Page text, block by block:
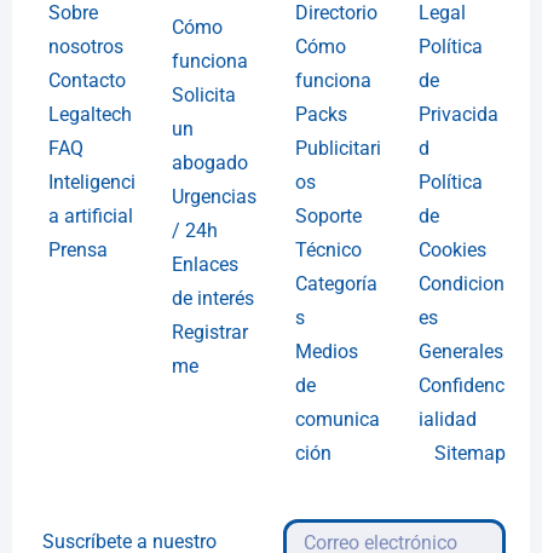
Sobre
nosotros
Contacto
Legaltech
FAQ
Inteligenci
a artificial
Prensa
Cómo
funciona
Solicita
un
abogado
Urgencias
/ 24h
Enlaces
de interés
Registrar
me
Directorio
Cómo
funciona
Packs
Publicitari
os
Soporte
Técnico
Categoría
s
Medios
de
comunica
ción
Legal
Política
de
Privacida
d
Política
de
Cookies
Condicion
es
Generales
Confidenc
ialidad
Sitemap
Suscríbete a nuestro